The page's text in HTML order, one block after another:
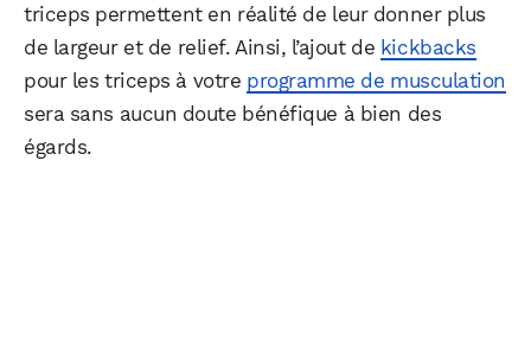
triceps permettent en réalité de leur donner plus
de largeur et de relief. Ainsi, l’ajout de kickbacks
pour les triceps à votre programme de musculation
sera sans aucun doute bénéfique à bien des
égards.